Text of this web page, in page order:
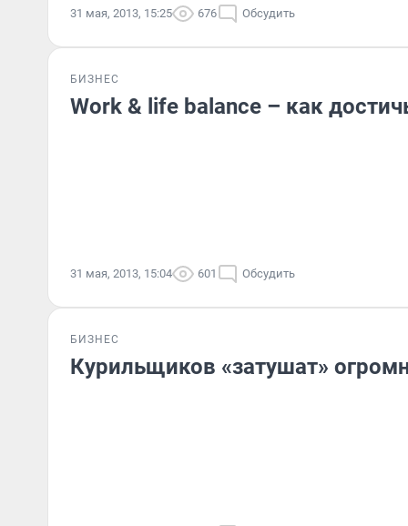
31 мая, 2013, 15:25 676 Обсудить
БИЗНЕС
Work & life balance – как
31 мая, 2013, 15:04 601 Обсудить
БИЗНЕС
Курильщиков «затушат»